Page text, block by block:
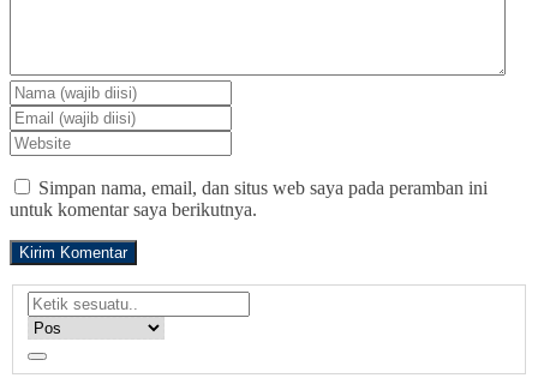
Simpan nama, email, dan situs web saya pada peramban ini
untuk komentar saya berikutnya.